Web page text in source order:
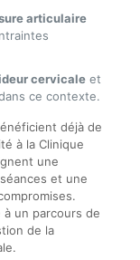
articulaire
cervicaleet
ce contexte.
déjà de
à la Clinique
une
et une
un parcours de
de la